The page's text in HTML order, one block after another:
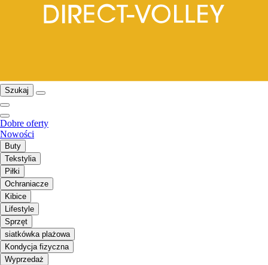
Szukaj
Dobre oferty
Nowości
Buty
Tekstylia
Piłki
Ochraniacze
Kibice
Lifestyle
Sprzęt
siatkówka plażowa
Kondycja fizyczna
Wyprzedaż